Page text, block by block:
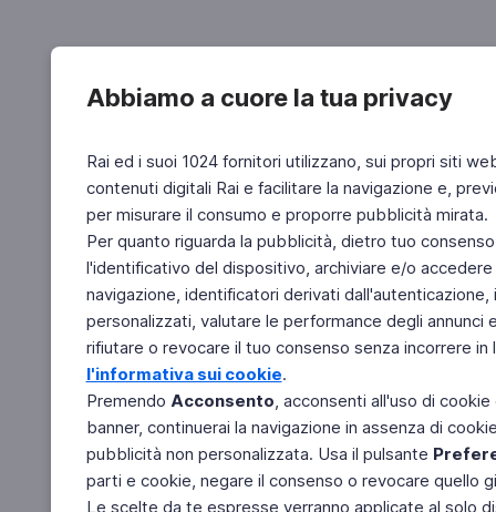
Abbiamo a cuore la tua privacy
Rai ed i suoi 1024 fornitori utilizzano, sui propri siti
contenuti digitali Rai e facilitare la navigazione e,
per misurare il consumo e proporre pubblicità mirata.
Per quanto riguarda la pubblicità, dietro tuo
l'identificativo del dispositivo, archiviare e/o
navigazione, identificatori derivati
personalizzati, valutare le performance degli
rifiutare o revocare il tuo consenso senza incorrere
l'informativa sui cookie.
Premendo Acconsento, acconsenti all'uso di
banner, continuerai la navigazione in assenza di
pubblicità non personalizzata. Usa il pulsante
parti e cookie, negare il consenso o revocare quello
Le scelte da te espresse verranno applicate al solo